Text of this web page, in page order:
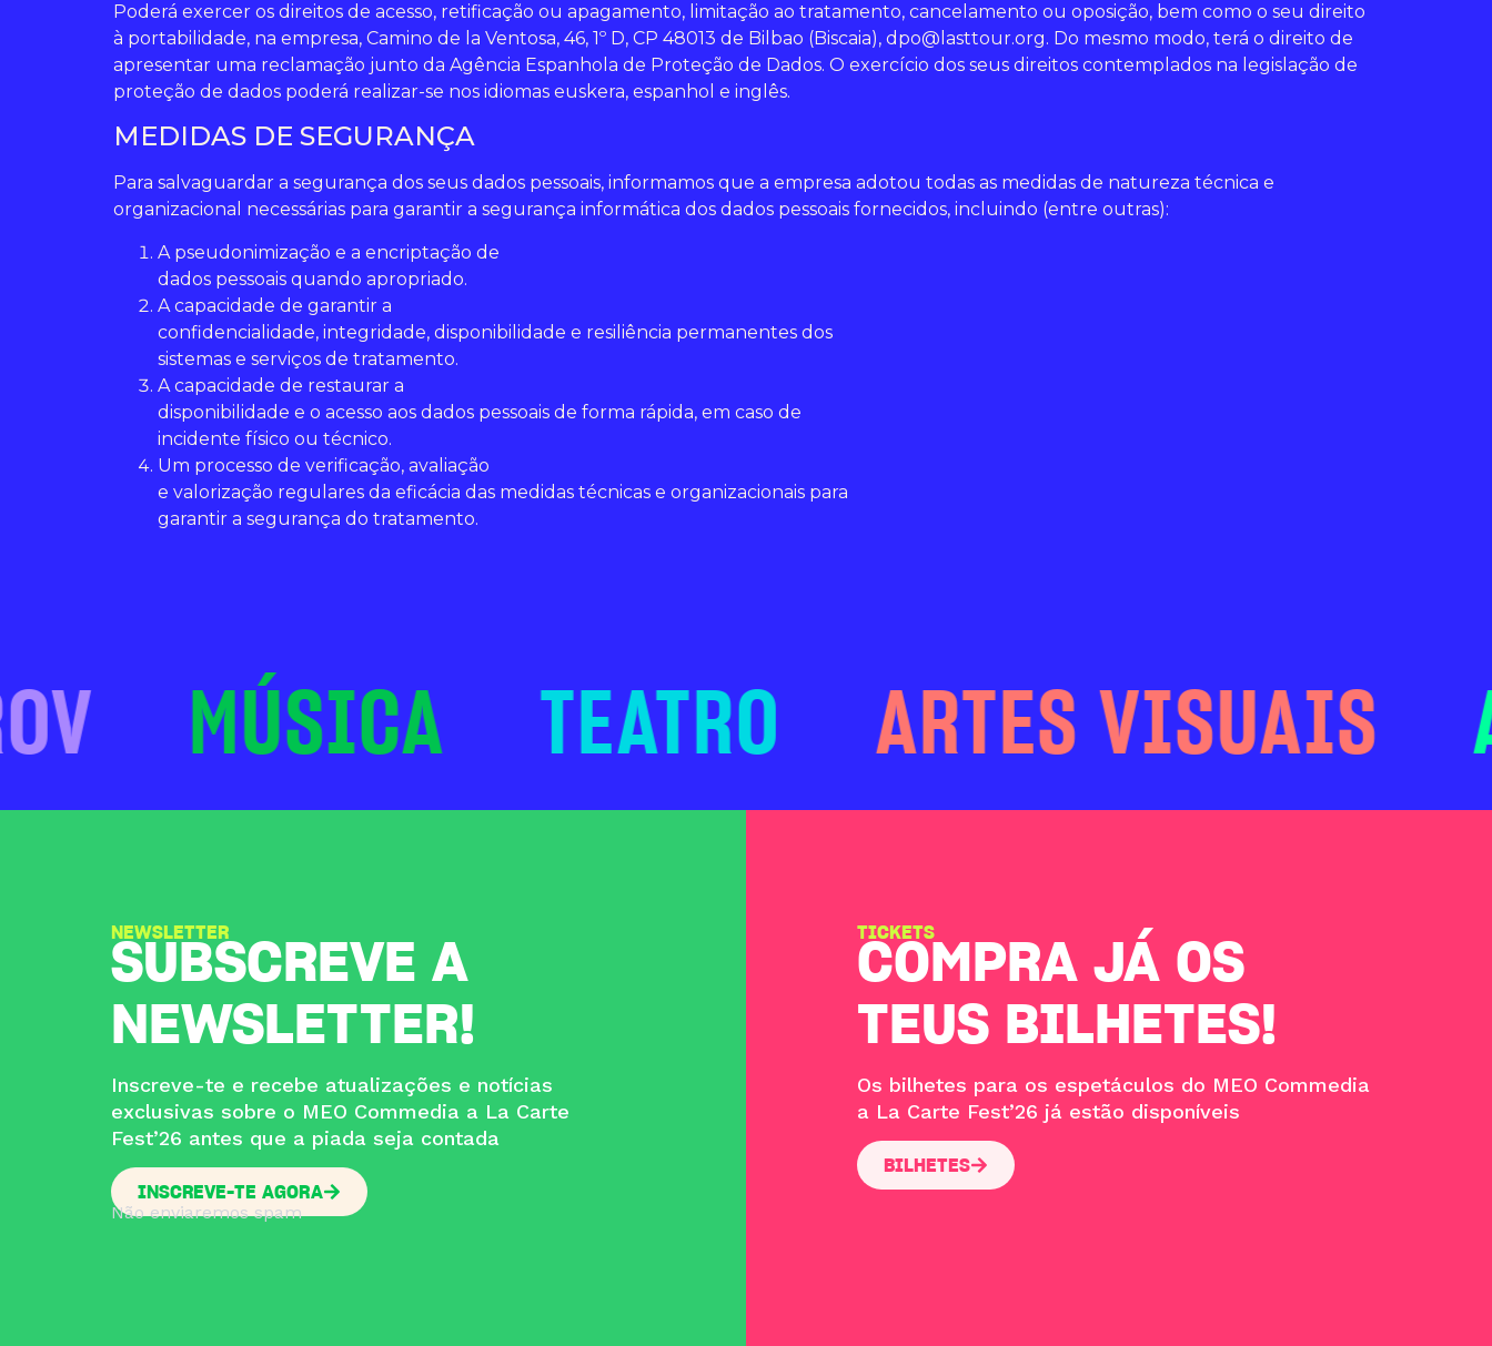
Poderá exercer os direitos de acesso, retificação ou apagamento, limitação ao tratamento, cancelamento ou oposição, bem como o seu direito
à portabilidade, na empresa, Camino de la Ventosa, 46, 1º D, CP 48013 de Bilbao (Biscaia), dpo@lasttour.org. Do mesmo modo, terá o direito de
apresentar uma reclamação junto da Agência Espanhola de Proteção de Dados. O exercício dos seus direitos contemplados na legislação de
proteção de dados poderá realizar-se nos idiomas euskera, espanhol e inglês.
MEDIDAS DE SEGURANÇA
Para salvaguardar a segurança dos seus dados pessoais, informamos que a empresa adotou todas as medidas de natureza técnica e
organizacional necessárias para garantir a segurança informática dos dados pessoais fornecidos, incluindo (entre outras):
A pseudonimização e a encriptação de
dados pessoais quando apropriado.
A capacidade de garantir a
confidencialidade, integridade, disponibilidade e resiliência permanentes dos
sistemas e serviços de tratamento.
A capacidade de restaurar a
disponibilidade e o acesso aos dados pessoais de forma rápida, em caso de
incidente físico ou técnico.
Um processo de verificação, avaliação
e valorização regulares da eficácia das medidas técnicas e organizacionais para
garantir a segurança do tratamento.
MÚSICA TEATRO ARTES VISUAIS
NEWSLETTER
SUBSCREVE A
NEWSLETTER!
Inscreve-te e recebe atualizações e notícias
exclusivas sobre o MEO Commedia a La Carte
Fest’26 antes que a piada seja contada
INSCREVE-TE AGORA
Não enviaremos spam
TICKETS
COMPRA JÁ OS
TEUS BILHETES!
Os bilhetes para os espetáculos do MEO Commedia
a La Carte Fest’26 já estão disponíveis
BILHETES